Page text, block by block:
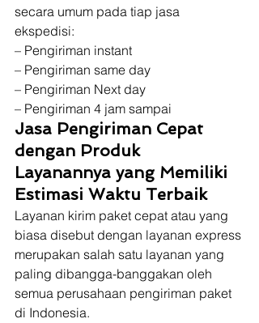
secara umum pada tiap jasa
ekspedisi:
– Pengiriman instant
– Pengiriman same day
– Pengiriman Next day
– Pengiriman 4 jam sampai
Jasa Pengiriman Cepat
dengan Produk
Layanannya yang Memiliki
Estimasi Waktu Terbaik
Layanan kirim paket cepat atau yang
biasa disebut dengan layanan express
merupakan salah satu layanan yang
paling dibangga-banggakan oleh
semua perusahaan pengiriman paket
di Indonesia.